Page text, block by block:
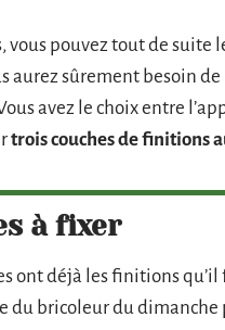
vous pouvez tout de suite
sûrement besoin de
avez le choix entre
trois couches de finitions
à fixer
ont déjà les finitions qu’il
du bricoleur du dimanche